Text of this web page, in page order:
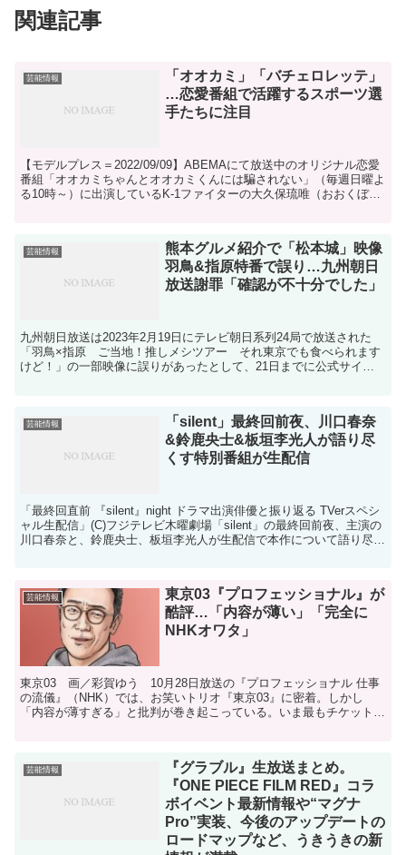
関連記事
芸能情報
「オオカミ」「バチェロレッテ」
…恋愛番組で活躍するスポーツ選
手たちに注目
【モデルプレス＝2022/09/09】ABEMAにて放送中のオリジナル恋愛
番組「オオカミちゃんとオオカミくんには騙されない」（毎週日曜よ
る10時～）に出演しているK-1ファイターの大久保琉唯（おおくぼ・
芸能情報
熊本グルメ紹介で「松本城」映像
羽鳥&指原特番で誤り…九州朝日
放送謝罪「確認が不十分でした」
九州朝日放送は2023年2月19日にテレビ朝日系列24局で放送された
「羽鳥×指原 ご当地！推しメシツアー それ東京でも食べられます
けど！」の一部映像に誤りがあったとして、21日までに公式サイト
芸能情報
「silent」最終回前夜、川口春奈
&鈴鹿央士&板垣李光人が語り尽
くす特別番組が生配信
「最終回直前 『silent』night ドラマ出演俳優と振り返る TVerスペシ
ャル生配信」(C)フジテレビ木曜劇場「silent」の最終回前夜、主演の
川口春奈と、鈴鹿央士、板垣李光人が生配信で本作について語り尽く
芸能情報
東京03『プロフェッショナル』が
酷評…「内容が薄い」「完全に
NHKオワタ」
東京03 画／彩賀ゆう 10月28日放送の『プロフェッショナル 仕事
の流儀』（NHK）では、お笑いトリオ『東京03』に密着。しかし
「内容が薄すぎる」と批判が巻き起こっている。いま最もチケットが
芸能情報
『グラブル』生放送まとめ。
『ONE PIECE FILM RED』コラ
ボイベント最新情報や“マグナ
Pro”実装、今後のアップデートの
ロードマップなど、うきうきの新